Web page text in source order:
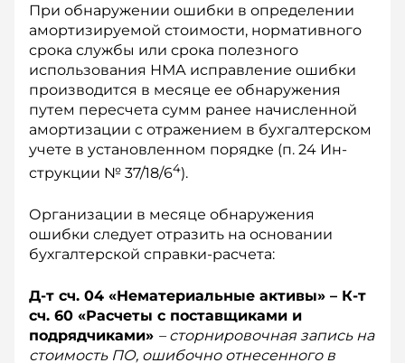
При обнаружении ошибки в определении
амор­тизируемой стоимости, нормативного
срока службы или срока полезного
использования НМА исправление ошибки
производится в месяце ее обнаружения
путем пересчета сумм ранее начисленной
амортизации с отражением в бухгалтерском
учете в установленном порядке (п. 24 Ин­
струкции № 37/18/64).
Организации в месяце обнаружения
ошибки следует отразить на основании
бухгалтерской справки-расчета:
Д-т сч. 04 «Нематериальные активы» – К-т
сч. 60 «Расчеты с поставщиками и
подрядчиками» – сторнировочная запись на
стоимость ПО, ошибочно отнесенного в